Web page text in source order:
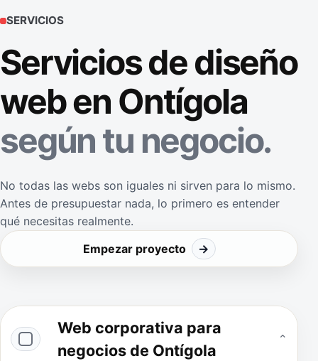
SERVICIOS
Servicios de diseño
web en Ontígola
según tu negocio.
No todas las webs son iguales ni sirven para lo mismo.
Antes de presupuestar nada, lo primero es entender
qué necesitas realmente.
Empezar proyecto
→
Web corporativa para
negocios de Ontígola
⌄